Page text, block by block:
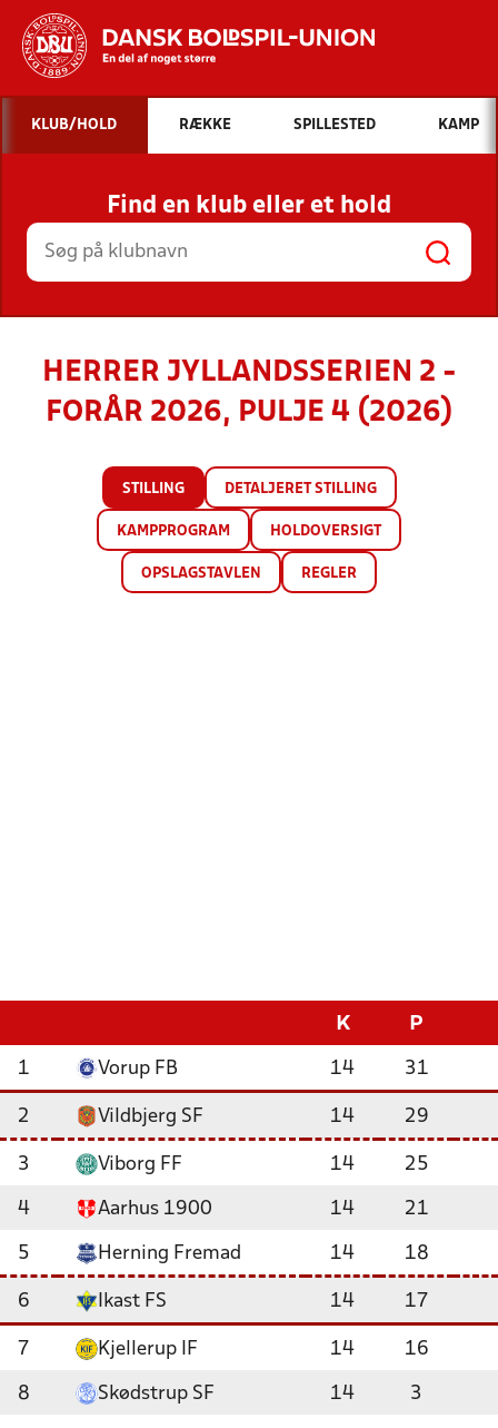
Hvad vil du søge efter?
INDHOLD OG NYHEDER
STILLINGER, RESULTATER, KLUBBER OG
HOLD
KLUB/HOLD RÆKKE SPILLESTED KAMP
Find en klub eller et hold
HERRER JYLLANDSSERIEN 2 -
FORÅR 2026, PULJE 4 (2026)
STILLING DETALJERET STILLING
KAMPPROGRAM HOLDOVERSIGT
OPSLAGSTAVLEN REGLER
K P
1 Vorup FB 14 31
2 Vildbjerg SF 14 29
3 Viborg FF 14 25
4 Aarhus 1900 14 21
5 Herning Fremad 14 18
6 Ikast FS 14 17
7 Kjellerup IF 14 16
8 Skødstrup SF 14 3